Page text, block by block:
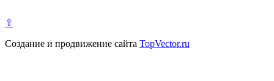
⇧
Создание и продвижение сайта TopVector.ru